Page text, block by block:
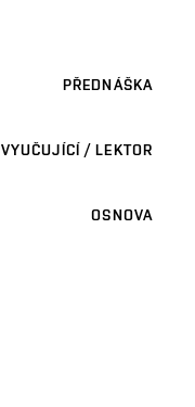
PŘEDNÁŠKA
VYUČUJÍCÍ / LEKTOR
OSNOVA